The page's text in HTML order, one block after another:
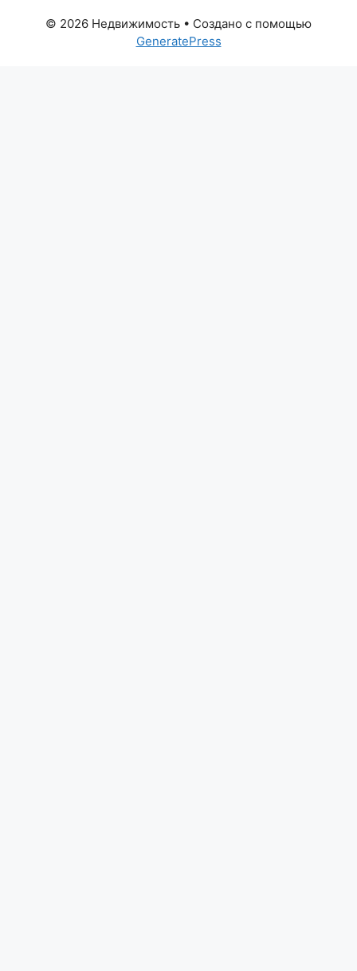
© 2026 Недвижимость • Создано с помощью
GeneratePress